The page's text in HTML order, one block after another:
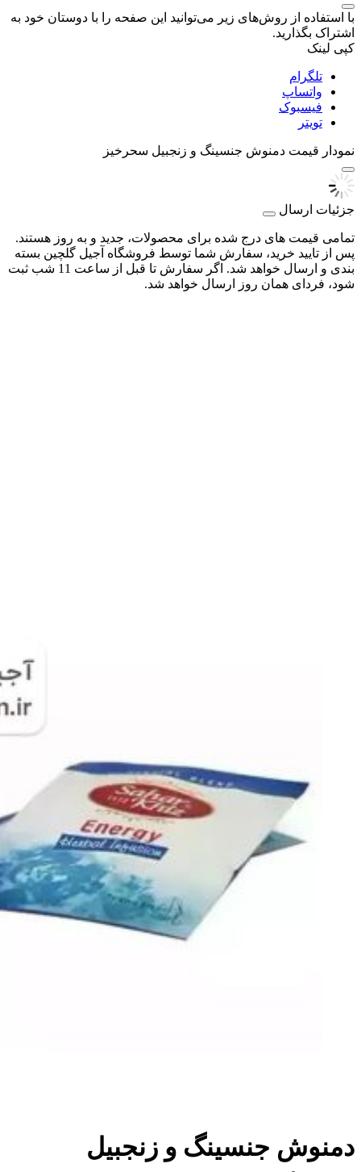
با استفاده از روش‌های زیر می‌توانید این صفحه را با دوستان خود به
اشتراک بگذارید.
کپی لینک
تلگرام
واتساپ
فیسبوک
تویتر
نمودار قیمت دمنوش جنسینگ و زنجبیل سحرخیز
جزئیات ارسال
تمامی قیمت های درج شده برای محصولات، جدید و به روز هستند.
پس از تایید خرید، سفارش شما توسط فروشگاه آجیل گلچین بسته
بندی و ارسال خواهد شد. اگر سفارش تا قبل از ساعت 11 شب ثبت
شود، فردای همان روز ارسال خواهد شد.
دمنوش جنسینگ و زنجبیل